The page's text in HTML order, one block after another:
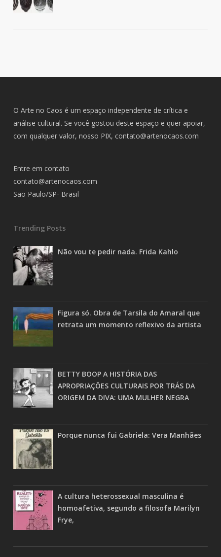
O Arte no Caos é um espaço independente de crítica e
análise cultural. Se você gostou deste espaço e quer apoiar,
com qualquer valor, nosso PIX, contato@artenocaos.com
Entre em contato
contato@artenocaos.com
São Paulo/SP- Brasil
Trending Posts
Não vou te pedir nada. Frida Kahlo
Figura só. Obra de Tarsila do Amaral que
retrata um momento reflexivo da artista
BETTY BOOP A HISTÓRIA DAS
APROPRIAÇÕES CULTURAIS POR TRÁS DA
ORIGEM DA DIVA: UMA MULHER NEGRA
Porque nunca fui Gabriela: Vera Manhães
A cultura heterossexual masculina é
homoafetiva, segundo a filosofa Marilyn
Frye,